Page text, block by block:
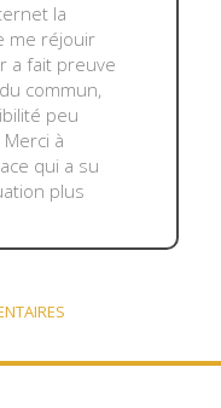
la
me réjouir
a fait preuve
commun,
peu
à
qui a su
plus